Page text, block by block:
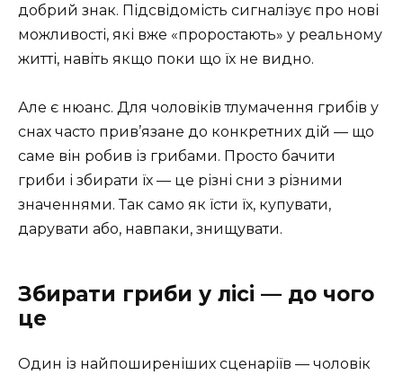
добрий знак. Підсвідомість сигналізує про нові
можливості, які вже «проростають» у реальному
житті, навіть якщо поки що їх не видно.
Але є нюанс. Для чоловіків тлумачення грибів у
снах часто прив’язане до конкретних дій — що
саме він робив із грибами. Просто бачити
гриби і збирати їх — це різні сни з різними
значеннями. Так само як їсти їх, купувати,
дарувати або, навпаки, знищувати.
Збирати гриби у лісі — до чого
це
Один із найпоширеніших сценаріїв — чоловік